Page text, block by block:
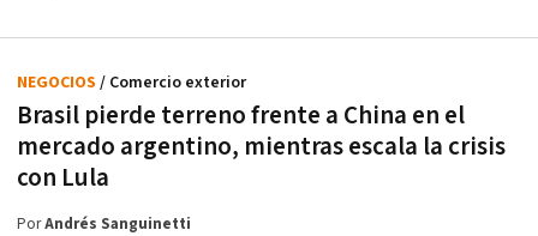
Brasil pierde terreno frente a China en el
mercado argentino, mientras escala la crisis
con Lula
NEGOCIOS / Comercio exterior
PorAndrés Sanguinetti